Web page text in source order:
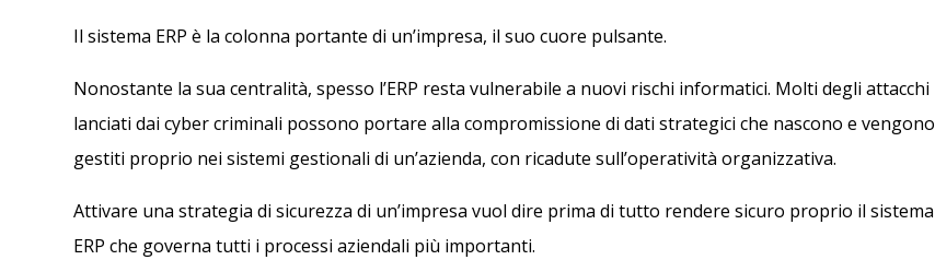
Il sistema ERP è la colonna portante di un’impresa, il suo cuore pulsante.
Nonostante la sua centralità, spesso l’ERP resta vulnerabile a nuovi rischi informatici. Molti degli attacchi
lanciati dai cyber criminali possono portare alla compromissione di dati strategici che nascono e vengono
gestiti proprio nei sistemi gestionali di un’azienda, con ricadute sull’operatività organizzativa.
Attivare una strategia di sicurezza di un’impresa vuol dire prima di tutto rendere sicuro proprio il sistema
ERP che governa tutti i processi aziendali più importanti.